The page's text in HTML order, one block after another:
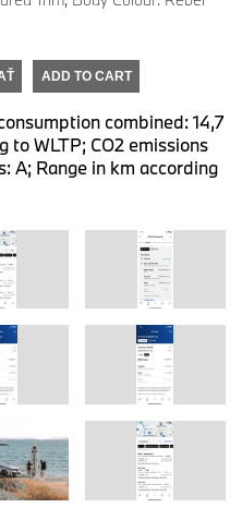
ADD TO CART
combined: 14,7
to WLTP; CO2 emissions
A; Range in km according